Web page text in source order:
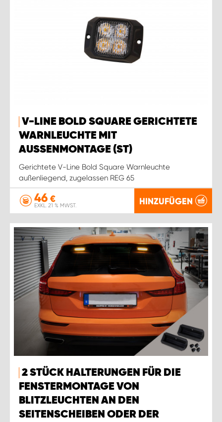
V-LINE BOLD SQUARE GERICHTETE
WARNLEUCHTE MIT
AUSSENMONTAGE (ST)
Gerichtete V-Line Bold Square Warnleuchte
außenliegend, zugelassen REG 65
46 €
EXKL. 21 % MWST. HINZUFÜGEN
2 STÜCK HALTERUNGEN FÜR DIE
FENSTERMONTAGE VON
BLITZLEUCHTEN AN DEN
SEITENSCHEIBEN ODER DER